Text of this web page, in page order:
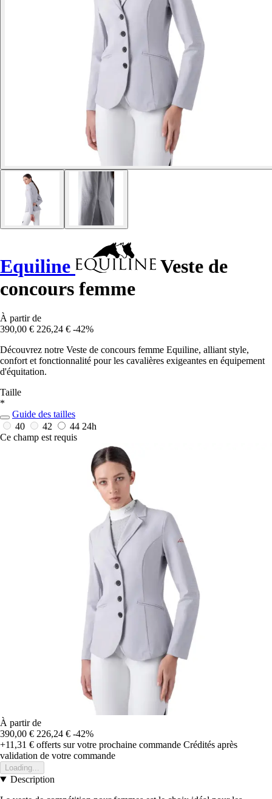
Equiline
Veste de
concours femme
À partir de
390,00 € 226,24 € -42%
Découvrez notre Veste de concours femme Equiline, alliant style,
confort et fonctionnalité pour les cavalières exigeantes en équipement
d'équitation.
Taille
*
Guide des tailles
40
42 44 24h
Ce champ est requis
À partir de
390,00 € 226,24 € -42%
+11,31 € offerts sur votre prochaine commande Crédités après
validation de votre commande
Loading...
Description